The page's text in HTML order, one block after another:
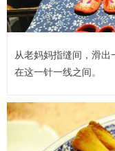
从老妈妈指缝间，滑
在这一针一线之间。